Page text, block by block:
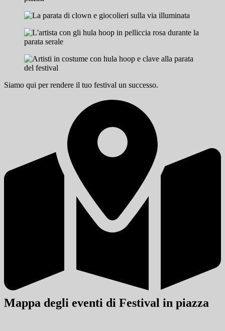
Siamo qui per rendere il tuo festival un successo.
Mappa degli eventi di Festival in piazza